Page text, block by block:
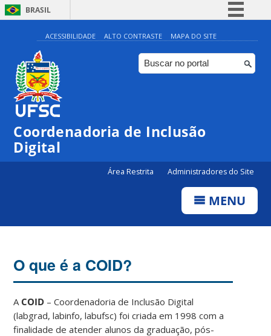
BRASIL
Simplifique!
Comunica BR
Participe
Canais
ACESSIBILIDADE ALTO CONTRASTE MAPA DO SITE
Coordenadoria de Inclusão
Digital
Área Restrita Administradores do Site
MENU
O que é a COID?
A COID – Coordenadoria de Inclusão Digital
(labgrad, labinfo, labufsc) foi criada em 1998 com a
finalidade de atender alunos da graduação, pós-